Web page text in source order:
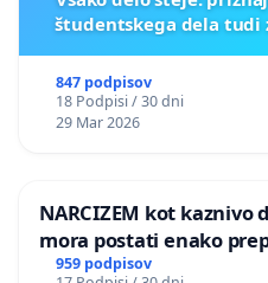
študentskega dela tudi
847 podpisov
18 Podpisi / 30 dni
29 Mar 2026
NARCIZEM kot kaznivo
mora postati enako
nasilje
959 podpisov